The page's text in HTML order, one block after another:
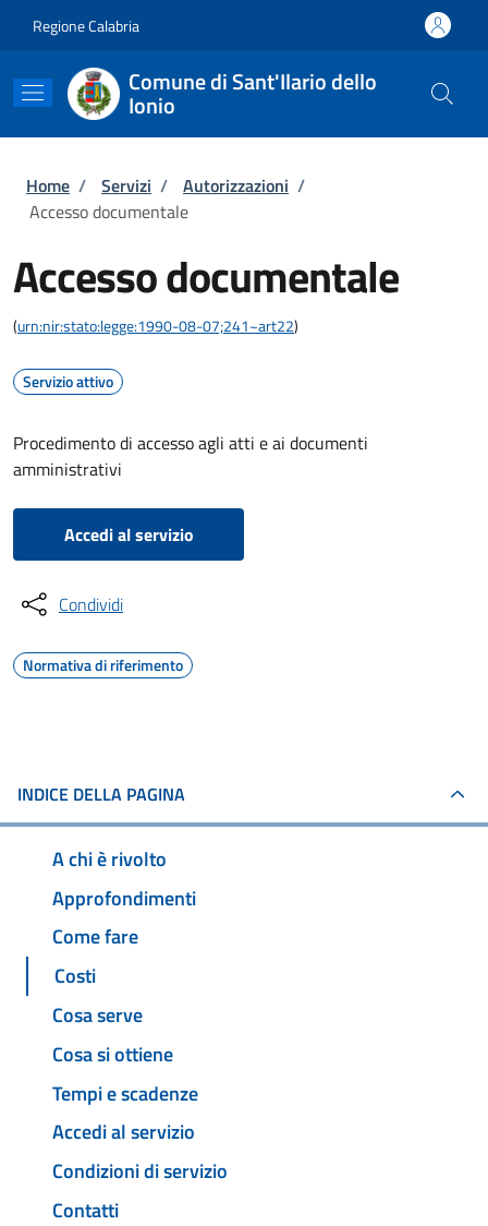
Regione Calabria
Comune di Sant'Ilario dello
Ionio
Briciole di pane
Home / Servizi / Autorizzazioni /
Accesso documentale
Accesso documentale
(urn:nir:stato:legge:1990-08-07;241~art22)
Servizio attivo
Procedimento di accesso agli atti e ai documenti
amministrativi
Accedi al servizio
Condividi
Normativa di riferimento
INDICE DELLA PAGINA
A chi è rivolto
Approfondimenti
Come fare
Costi
Cosa serve
Cosa si ottiene
Tempi e scadenze
Accedi al servizio
Condizioni di servizio
Contatti